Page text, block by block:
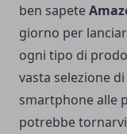
ben sapete
giorno per
ogni tipo di
vasta selezione
smartphone alle
potrebbe